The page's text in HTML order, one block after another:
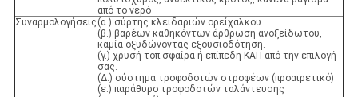
από το νερό
Συναρμολογήσεις (α.) σύρτης κλειδαριών ορείχαλκου
(β.) βαρέων καθηκόντων άρθρωση ανοξείδωτου,
καμία οξυδώνοντας εξουσιοδότηση.
(γ.) χρυσή τοπ σφαίρα ή επίπεδη ΚΑΠ από την επιλογή
σας.
(Δ.) σύστημα τροφοδοτών στροφέων (προαιρετικό)
(ε.) παράθυρο τροφοδοτών ταλάντευσης